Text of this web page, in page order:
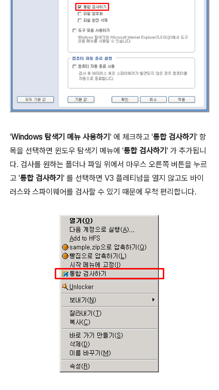
'Windows 탐색기 메뉴 사용하기 ' 에 체크하고 '통합 검사하기 ' 항
목을 선택하면 윈도우 탐색기 메뉴에 '통합 검사하기 ' 가 추가됩니
다. 검사를 원하는 폴더나 파일 위에서 마우스 오른쪽 버튼을 누르
고 '통합 검사하기 ' 를 선택하면 V3 플레티넘을 열지 않고도 바이
러스와 스파이웨어를 검사할 수 있기 때문에 무척 편리합니다.